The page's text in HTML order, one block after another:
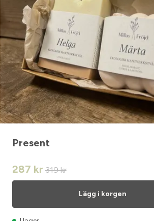
Present
287 kr 319 kr
Lägg i korgen